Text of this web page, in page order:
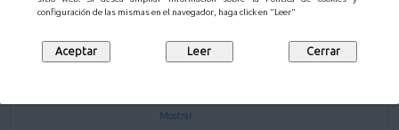
configuración de las mismas en el navegador, haga click en "Leer"
EXPEDIENTE REDENOMINACIÓN BOLERA CUBIERTA "EL PARQUE" DE
12/02/2025
Mostrar